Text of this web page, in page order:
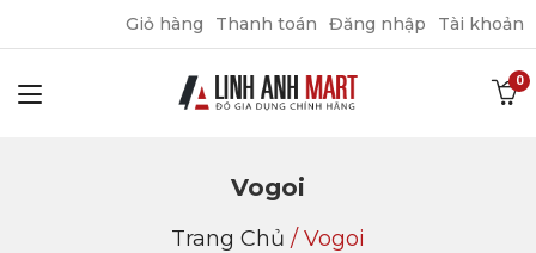
Giỏ hàng Thanh toán Đăng nhập Tài khoản
Vogoi
Trang Chủ / Vogoi